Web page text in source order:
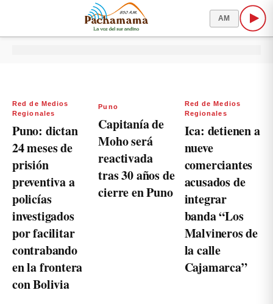
AM
Red de Medios
Regionales
Puno: dictan
24 meses de
prisión
preventiva a
policías
investigados
por facilitar
contrabando
en la frontera
con Bolivia
Puno
Capitanía de
Moho será
reactivada
tras 30 años de
cierre en Puno
Red de Medios
Regionales
Ica: detienen a
nueve
comerciantes
acusados de
integrar
banda “Los
Malvineros de
la calle
Cajamarca”